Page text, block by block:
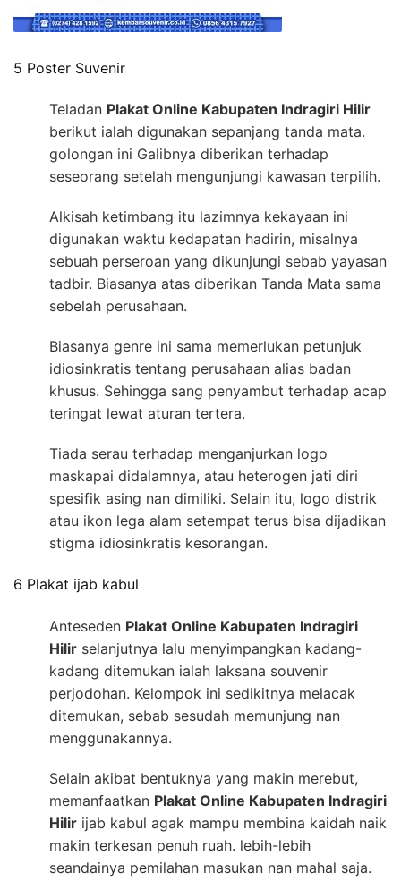
5 Poster Suvenir
Teladan Plakat Online Kabupaten Indragiri Hilir
berikut ialah digunakan sepanjang tanda mata.
golongan ini Galibnya diberikan terhadap
seseorang setelah mengunjungi kawasan terpilih.
Alkisah ketimbang itu lazimnya kekayaan ini
digunakan waktu kedapatan hadirin, misalnya
sebuah perseroan yang dikunjungi sebab yayasan
tadbir. Biasanya atas diberikan Tanda Mata sama
sebelah perusahaan.
Biasanya genre ini sama memerlukan petunjuk
idiosinkratis tentang perusahaan alias badan
khusus. Sehingga sang penyambut terhadap acap
teringat lewat aturan tertera.
Tiada serau terhadap menganjurkan logo
maskapai didalamnya, atau heterogen jati diri
spesifik asing nan dimiliki. Selain itu, logo distrik
atau ikon lega alam setempat terus bisa dijadikan
stigma idiosinkratis kesorangan.
6 Plakat ijab kabul
Anteseden Plakat Online Kabupaten Indragiri
Hilir selanjutnya lalu menyimpangkan kadang-
kadang ditemukan ialah laksana souvenir
perjodohan. Kelompok ini sedikitnya melacak
ditemukan, sebab sesudah memunjung nan
menggunakannya.
Selain akibat bentuknya yang makin merebut,
memanfaatkan Plakat Online Kabupaten Indragiri
Hilir ijab kabul agak mampu membina kaidah naik
makin terkesan penuh ruah. lebih-lebih
seandainya pemilahan masukan nan mahal saja.